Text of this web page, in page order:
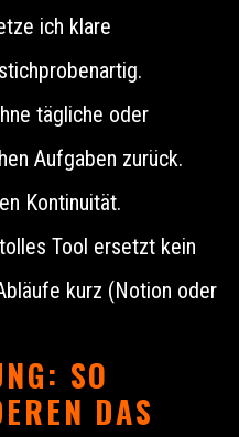
ich klare
tägliche oder
Aufgaben zurück.
Kontinuität.
Tool ersetzt kein
kurz (Notion oder
SO
DAS